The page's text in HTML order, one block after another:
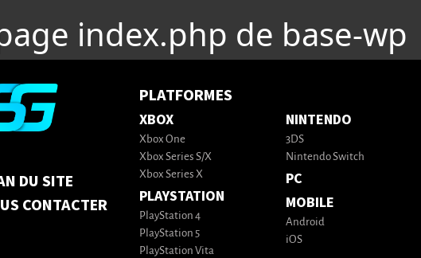
index.php de base-wp
DU SITE
CONTACTER
PLATFORMES
XBOX
Xbox One
Xbox Series S/X
Xbox Series X
PLAYSTATION
PlayStation 4
PlayStation 5
PlayStation Vita
NINTENDO
3DS
Nintendo Switch
PC
MOBILE
Android
iOS